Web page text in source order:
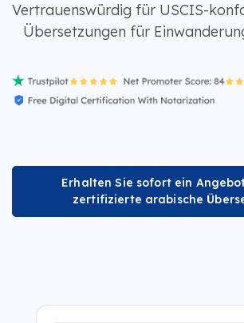
Vertrauenswürdig für USCIS-
Übersetzungen für
Erhalten Sie sofort ein
zertifizierte arabische